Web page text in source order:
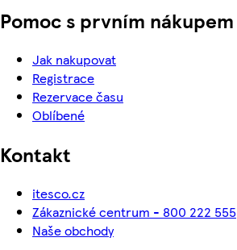
Pomoc s prvním nákupem
Jak nakupovat
Registrace
Rezervace času
Oblíbené
Kontakt
itesco.cz
Zákaznické centrum - 800 222 555
Naše obchody